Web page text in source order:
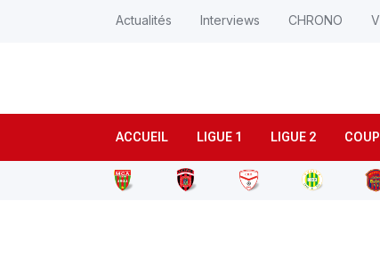
ACCUEIL LIGUE 1 LIGUE 2
Actualités Interviews CHRONO